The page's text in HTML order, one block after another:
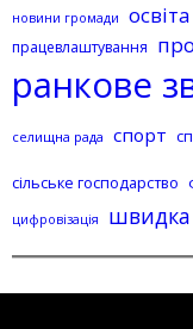
новини громади освіта
працевлаштування
ранкове
селищна рада спорт
сільське господарство
цифровізація